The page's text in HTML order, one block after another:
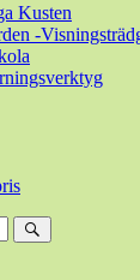
Kusten
-
Sök